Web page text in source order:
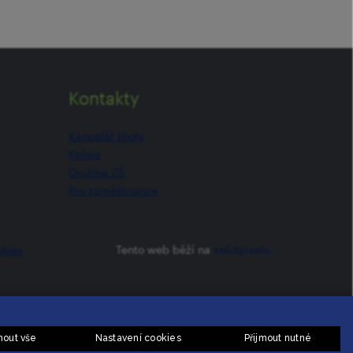
Kontakty
Tento web běží na
Přijmout nutné
Nastavení cookies
vše